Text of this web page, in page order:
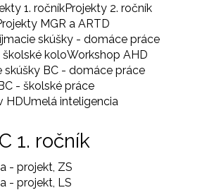
1. ročníkProjekty 2. ročník
MGR a ARTD
skúšky - domáce práce
školské koloWorkshop AHD
skúšky BC - domáce práce
- školské práce
HDUmelá inteligencia
1. ročník
- projekt, ZS
- projekt, LS